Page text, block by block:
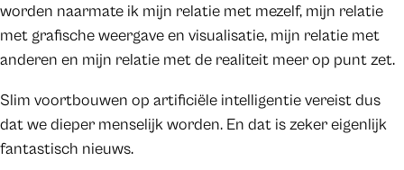
worden naarmate ik mijn relatie met mezelf, mijn relatie
met grafische weergave en visualisatie, mijn relatie met
anderen en mijn relatie met de realiteit meer op punt zet.
Slim voortbouwen op artificiële intelligentie vereist dus
dat we dieper menselijk worden. En dat is zeker eigenlijk
fantastisch nieuws.